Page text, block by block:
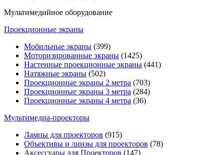
Мультимедийное оборудование
Проекционные экраны
Мобильные экраны (399)
Моторизированные экраны (1425)
Настенные проекционные экраны (441)
Натяжные экраны (502)
Проекционные экраны 2 метра (703)
Проекционные экраны 3 метра (284)
Проекционные экраны 4 метра (36)
Мультимедиa-проекторы
Лампы для проекторов (915)
Объективы и линзы для проекторов (78)
Аксессуары для Проекторов (147)